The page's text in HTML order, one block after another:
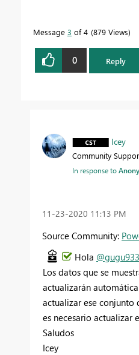
Message 3 of 4 879 Views
0 Reply
Icey
Community
In response to
‎11-23-2020 11:13 PM
Source Community:
Hola @gugu933
Los datos que se
actualizarán
actualizar ese conjunto
es necesario actualizar
Saludos
Icey